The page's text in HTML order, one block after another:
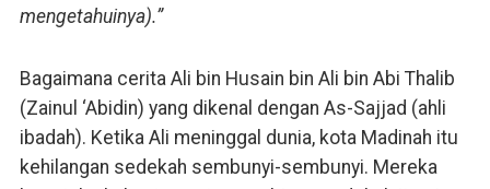
mengetahuinya).”
Bagaimana cerita Ali bin Husain bin Ali bin Abi Thalib
(Zainul ‘Abidin) yang dikenal dengan As-Sajjad (ahli
ibadah). Ketika Ali meninggal dunia, kota Madinah itu
kehilangan sedekah sembunyi-sembunyi. Mereka